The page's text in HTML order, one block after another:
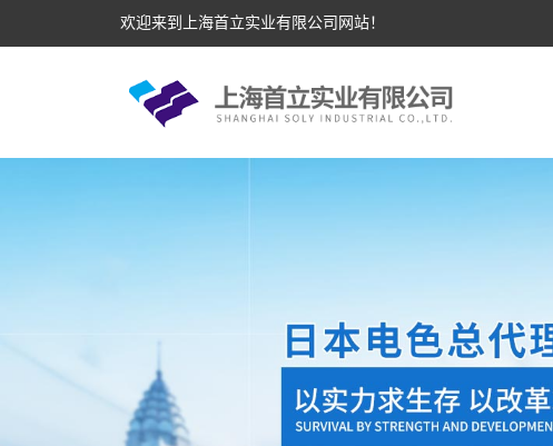
欢迎来到上海首立实业有限公司网站！